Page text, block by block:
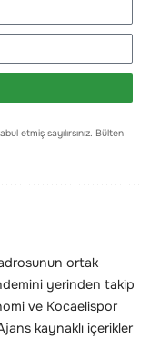
etmiş sayılırsınız. Bülten
ortak
yerinden takip
ve Kocaelispor
kaynaklı içerikler